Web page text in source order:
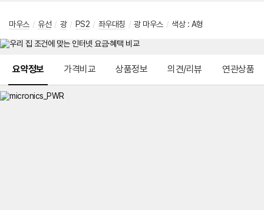
마우스 / 유선 / 광 / PS2 / 좌우대칭 / 광 마우스 / 색상 : A형
요약정보 가격비교 상품정보 의견/리뷰 연관상품